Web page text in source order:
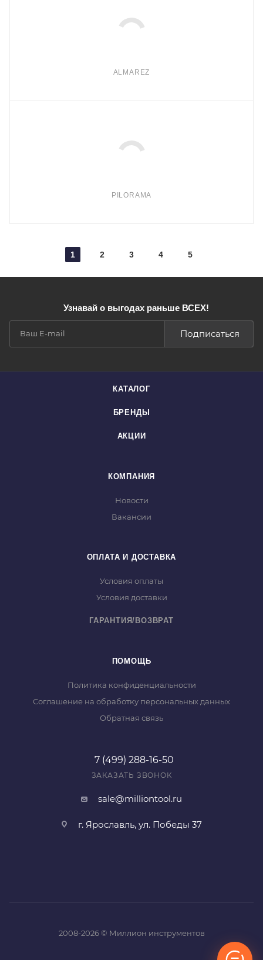
ALMAREZ
PILORAMA
1 2 3 4 5
Узнавай о выгодах раньше ВСЕХ!
Подписаться
КАТАЛОГ
БРЕНДЫ
АКЦИИ
КОМПАНИЯ
Новости
Вакансии
ОПЛАТА И ДОСТАВКА
Условия оплаты
Условия доставки
ГАРАНТИЯ/ВОЗВРАТ
ПОМОЩЬ
Политика конфиденциальности
Соглашение на обработку персональных данных
Обратная связь
7 (499) 288-16-50
ЗАКАЗАТЬ ЗВОНОК
sale@milliontool.ru
г. Ярославль, ул. Победы 37
2008-2026 © Миллион инструментов